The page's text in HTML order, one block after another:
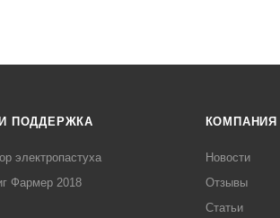
ПОДДЕРЖКА
электропастуха
Фармер 2018
КОМПАНИЯ
Новости
Отзывы
Статьи